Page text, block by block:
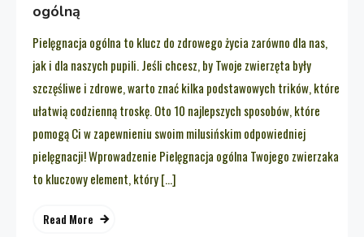
ogólną
Pielęgnacja ogólna to klucz do zdrowego życia zarówno dla nas,
jak i dla naszych pupili. Jeśli chcesz, by Twoje zwierzęta były
szczęśliwe i zdrowe, warto znać kilka podstawowych trików, które
ułatwią codzienną troskę. Oto 10 najlepszych sposobów, które
pomogą Ci w zapewnieniu swoim milusińskim odpowiedniej
pielęgnacji! Wprowadzenie Pielęgnacja ogólna Twojego zwierzaka
to kluczowy element, który […]
Read More